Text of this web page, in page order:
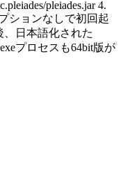
pleiades.jar 4.
ションなしで初回起
、日本語化された
プロセスも64bit版が